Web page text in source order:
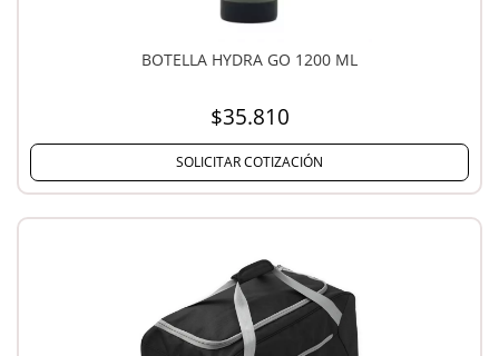
BOTELLA HYDRA GO 1200 ML
$35.810
SOLICITAR COTIZACIÓN